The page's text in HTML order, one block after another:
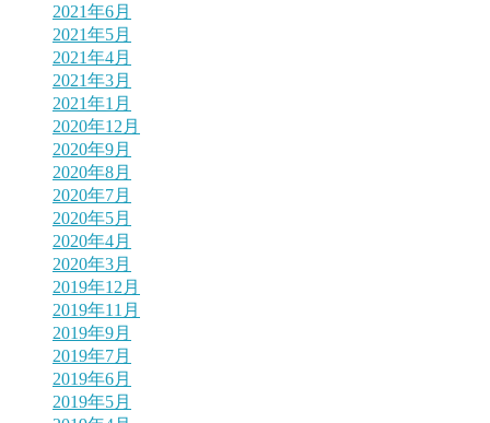
2021年6月
2021年5月
2021年4月
2021年3月
2021年1月
2020年12月
2020年9月
2020年8月
2020年7月
2020年5月
2020年4月
2020年3月
2019年12月
2019年11月
2019年9月
2019年7月
2019年6月
2019年5月